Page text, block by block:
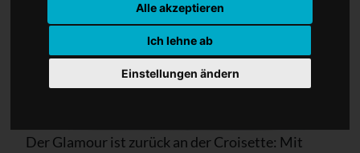
Alle akzeptieren
Ich lehne ab
Einstellungen ändern
Der Glamour ist zurück an der Croisette: Mit